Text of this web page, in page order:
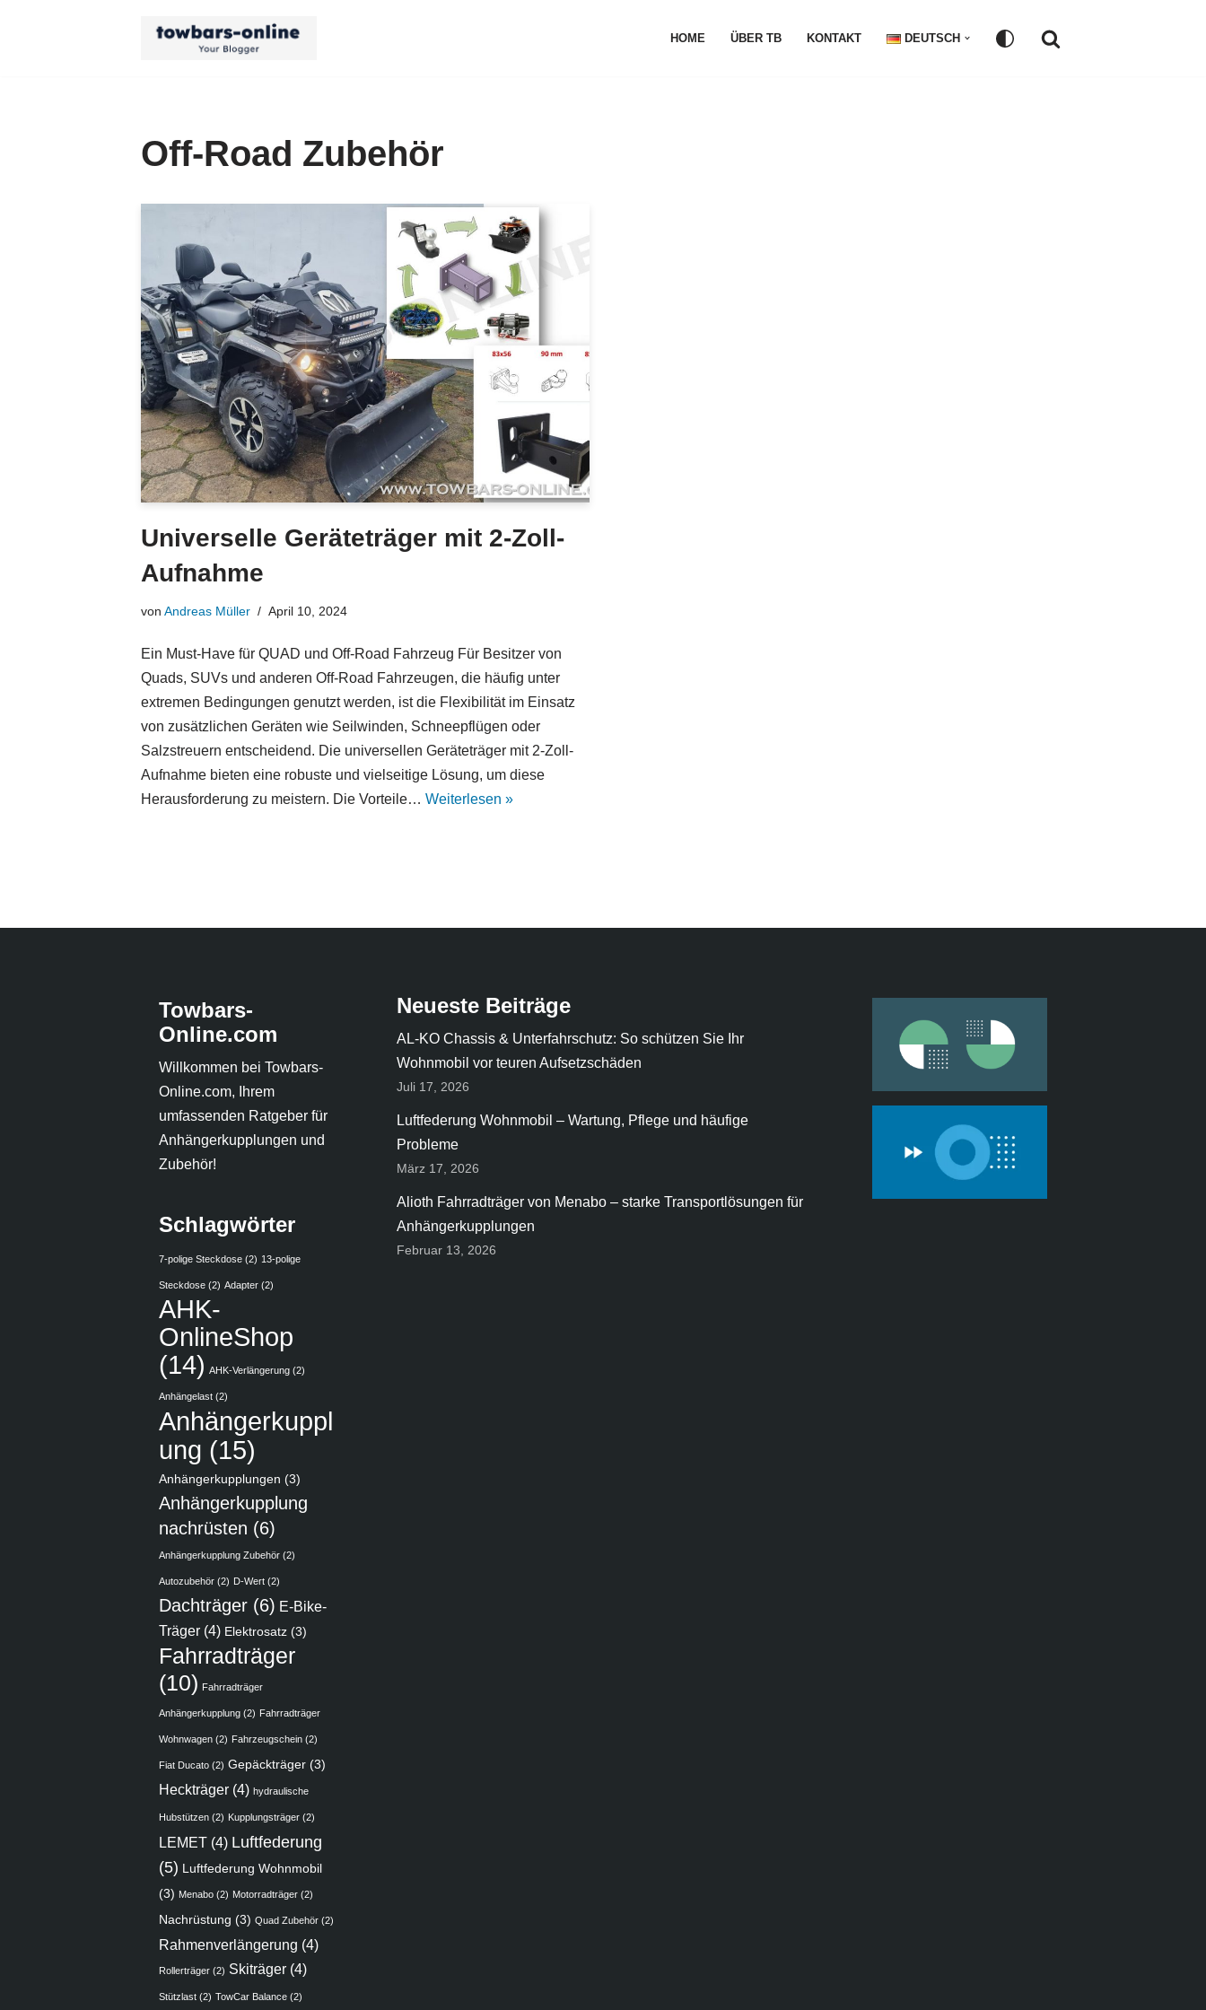
HOME ÜBER TB KONTAKT DEUTSCH
Off-Road Zubehör
Universelle Geräteträger mit 2-Zoll-
Aufnahme
von Andreas Müller April 10, 2024
Ein Must-Have für QUAD und Off-Road Fahrzeug Für Besitzer von
Quads, SUVs und anderen Off-Road Fahrzeugen, die häufig unter
extremen Bedingungen genutzt werden, ist die Flexibilität im Einsatz
von zusätzlichen Geräten wie Seilwinden, Schneepflügen oder
Salzstreuern entscheidend. Die universellen Geräteträger mit 2-Zoll-
Aufnahme bieten eine robuste und vielseitige Lösung, um diese
Herausforderung zu meistern. Die Vorteile… Weiterlesen »
Towbars-
Online.com
Willkommen bei Towbars-
Online.com, Ihrem
umfassenden Ratgeber für
Anhängerkupplungen und
Zubehör!
Schlagwörter
7-polige Steckdose (2) 13-polige
Steckdose (2) Adapter (2)
AHK-
OnlineShop
(14) AHK-Verlängerung (2)
Anhängelast (2)
Anhängerkuppl
ung (15)
Anhängerkupplungen (3)
Anhängerkupplung
nachrüsten (6)
Anhängerkupplung Zubehör (2)
Autozubehör (2) D-Wert (2)
Dachträger (6) E-Bike-
Träger (4) Elektrosatz (3)
Fahrradträger
(10) Fahrradträger
Anhängerkupplung (2) Fahrradträger
Wohnwagen (2) Fahrzeugschein (2)
Fiat Ducato (2) Gepäckträger (3)
Heckträger (4) hydraulische
Hubstützen (2) Kupplungsträger (2)
LEMET (4) Luftfederung
(5) Luftfederung Wohnmobil
(3) Menabo (2) Motorradträger (2)
Nachrüstung (3) Quad Zubehör (2)
Rahmenverlängerung (4)
Rollerträger (2) Skiträger (4)
Stützlast (2) TowCar Balance (2)
Neueste Beiträge
AL-KO Chassis & Unterfahrschutz: So schützen Sie Ihr
Wohnmobil vor teuren Aufsetzschäden
Juli 17, 2026
Luftfederung Wohnmobil – Wartung, Pflege und häufige
Probleme
März 17, 2026
Alioth Fahrradträger von Menabo – starke Transportlösungen für
Anhängerkupplungen
Februar 13, 2026